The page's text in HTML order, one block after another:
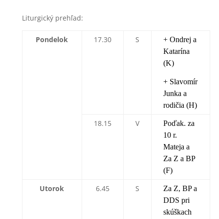
Liturgický prehľad:
Pondelok 17.30 S
+ Ondrej a
Katarína
(K)
+ Slavomír
Junka a
rodičia (H)
18.15 V
Poďak. za
10 r.
Mateja a
Za Z a BP
(F)
Utorok 6.45 S
Za Z, BP a
DDS pri
skúškach